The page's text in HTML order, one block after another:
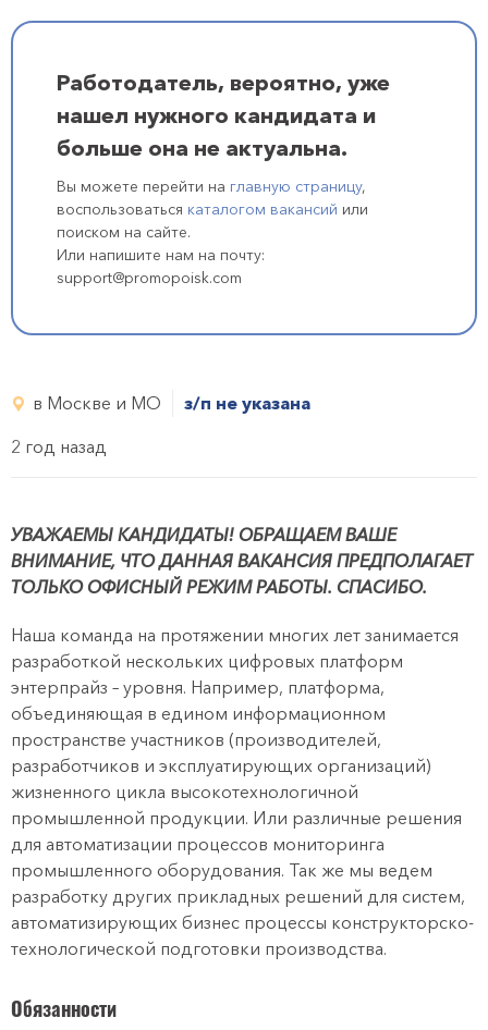
Работодатель, вероятно, уже
нашел нужного кандидата и
больше она не актуальна.
Вы можете перейти на главную страницу,
воспользоваться каталогом вакансий или
поиском на сайте.
Или напишите нам на почту:
support@promopoisk.com
в Москве и МО
з/п не указана
2 год назад
УВАЖАЕМЫ КАНДИДАТЫ! ОБРАЩАЕМ ВАШЕ
ВНИМАНИЕ, ЧТО ДАННАЯ ВАКАНСИЯ ПРЕДПОЛАГАЕТ
ТОЛЬКО ОФИСНЫЙ РЕЖИМ РАБОТЫ. СПАСИБО.
Наша команда на протяжении многих лет занимается
разработкой нескольких цифровых платформ
энтерпрайз – уровня. Например, платформа,
объединяющая в едином информационном
пространстве участников (производителей,
разработчиков и эксплуатирующих организаций)
жизненного цикла высокотехнологичной
промышленной продукции. Или различные решения
для автоматизации процессов мониторинга
промышленного оборудования. Так же мы ведем
разработку других прикладных решений для систем,
автоматизирующих бизнес процессы конструкторско-
технологической подготовки производства.
Обязанности